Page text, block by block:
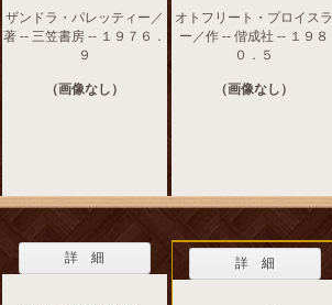
ザンドラ・パレッティー／
著 -- 三笠書房 -- １９７６．
９
（画像なし）
オトフリート・プロイスラ
ー／作 -- 偕成社 -- １９８
０．５
（画像なし）
詳 細 詳 細